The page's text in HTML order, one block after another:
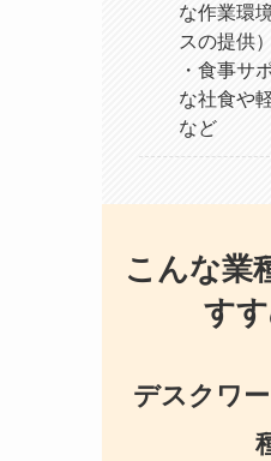
な作業環
スの提供）
・食事サ
な社食や
など
こんな業
すす
デスクワ